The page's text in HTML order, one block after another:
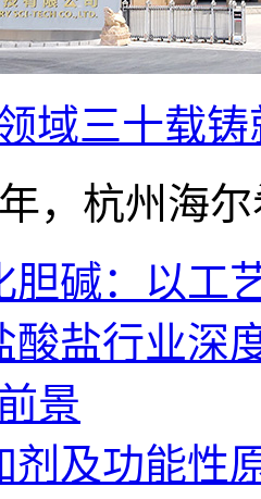
域三十载
，杭州海
胆碱：以工
酸盐行业深
景
剂及功能性